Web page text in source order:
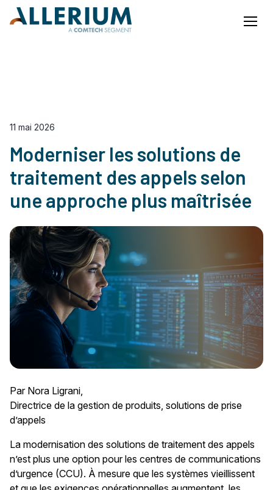
Menu
11 mai 2026
Moderniser les solutions de
traitement des appels selon
une approche plus maîtrisée
Par Nora Ligrani,
Directrice de la gestion de produits, solutions de prise
d’appels
La modernisation des solutions de traitement des appels
n’est plus une option pour les centres de communications
d’urgence (CCU). À mesure que les systèmes vieillissent